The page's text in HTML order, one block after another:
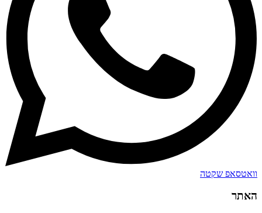
וואטסאפ שקטה
האתר